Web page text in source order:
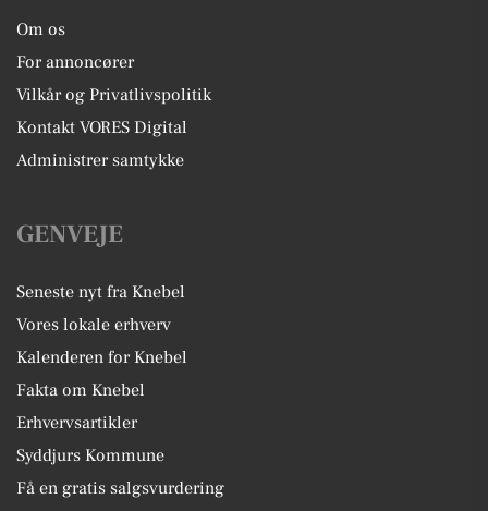
Om os
For annoncører
Vilkår og Privatlivspolitik
Kontakt VORES Digital
Administrer samtykke
GENVEJE
Seneste nyt fra Knebel
Vores lokale erhverv
Kalenderen for Knebel
Fakta om Knebel
Erhvervsartikler
Syddjurs Kommune
Få en gratis salgsvurdering